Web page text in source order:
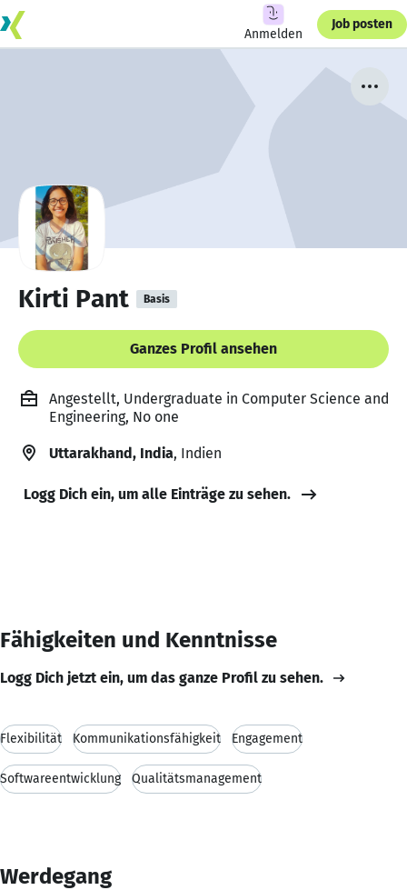
Anmelden
Job posten
Kirti Pant Basis
Ganzes Profil ansehen
Angestellt, Undergraduate in Computer Science and
Engineering, No one
Uttarakhand, India, Indien
Logg Dich ein, um alle Einträge zu sehen.
Fähigkeiten und Kenntnisse
Logg Dich jetzt ein, um das ganze Profil zu sehen.
Flexibilität Kommunikationsfähigkeit Engagement
Softwareentwicklung Qualitätsmanagement
Werdegang